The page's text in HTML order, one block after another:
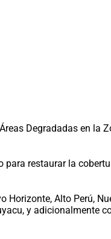
Degradadas en la
restaurar la
Alto Perú,
y adicionalmente